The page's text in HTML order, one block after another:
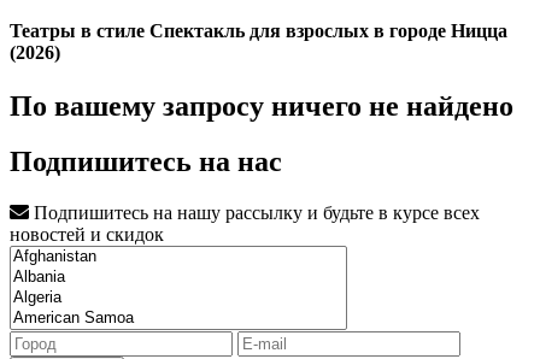
Театры в стиле Спектакль для взрослых в городе Ницца
(2026)
По вашему запросу ничего не найдено
Подпишитесь на нас
Подпишитесь на нашу рассылку и будьте в курсе всех
новостей и скидок